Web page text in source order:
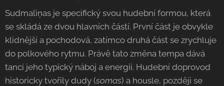
Sudmaliņas je specifický svou hudební formou, která
se skládá ze dvou hlavních částí. První část je obvykle
klidnější a pochodová, zatímco druhá část se zrychluje
do polkového rytmu. Právě tato změna tempa dává
tanci jeho typický náboj a energii. Hudební doprovod
historicky tvořily dudy (somas) a housle, později se